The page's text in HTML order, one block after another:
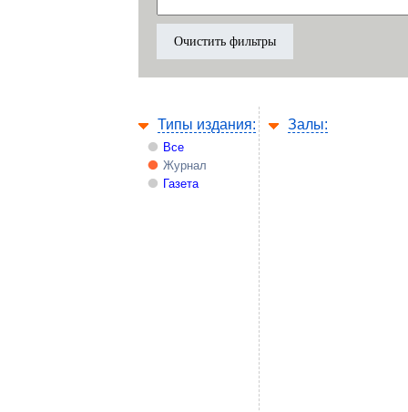
Типы издания:
Все
Журнал
Газета
Залы: